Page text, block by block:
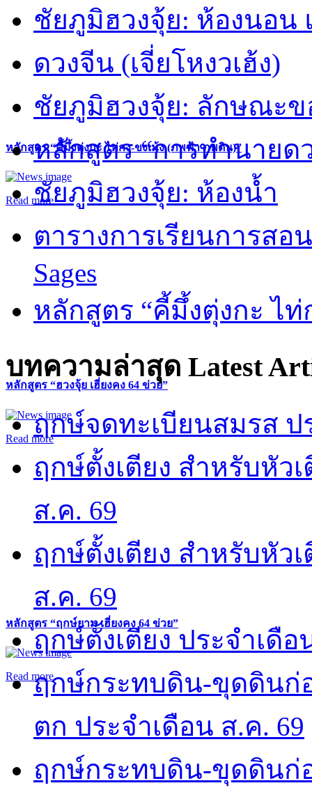
หลักสูตร “คี้มึ้งตุ่งกะ ไท่กง-ขงเม้ง (ภพฟ้า ภพดิน)”
Read more
หลักสูตร “ฮวงจุ้ย เฮี่ยงคง 64 ข่วย”
Read more
หลักสูตร “ฤกษ์ยาม เฮี่ยงคง 64 ข่วย”
Read more
ชัยภูมิฮวงจุ้ย: ห้องนอน
ดวงจีน (เจี่ยโหงวเฮ้ง)
ชัยภูมิฮวงจุ้ย: ลักษณะ
หลักสูตร “การทำนายด
ชัยภูมิฮวงจุ้ย: ห้องน้ำ
ตารางการเรียนการส
Sages
หลักสูตร “คี้มึ้งตุ่งกะ ไ
บทความล่าสุด Latest
ฤกษ์จดทะเบียนสมรส ป
ฤกษ์ตั้งเตียง สำหรับหัว
ส.ค. 69
ฤกษ์ตั้งเตียง สำหรับหัว
ส.ค. 69
ฤกษ์ตั้งเตียง ประจำเดือ
ฤกษ์กระทบดิน-ขุดดินก่
ตก ประจำเดือน ส.ค. 69
ฤกษ์กระทบดิน-ขุดดินก่